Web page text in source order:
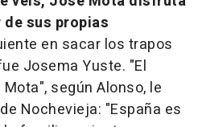
sus propias
en sacar los trapos
Josema Yuste. "El
según Alonso, le
Nochevieja: "España es